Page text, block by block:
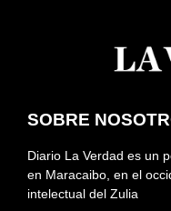
SOBRE
Diario La Verdad es un
en Maracaibo, en el
intelectual del Zulia